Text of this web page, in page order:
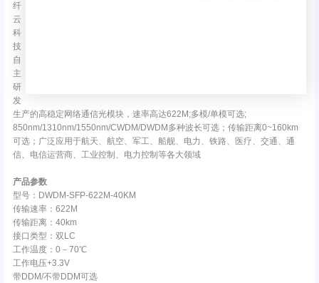
纤
云
科
技
自
主
研
发
生产的高稳定网络通信光模块，速率高达622M;多模/单模可选;
850nm/1310nm/1550nm/CWDM/DWDM多种波长可选；传输距离0~160km
可选；广泛应用于航天、航空、军工、船舰、电力、铁路、医疗、交通、通
信、电信运营商、工业控制、电力控制等各大领域
产品参数
型号：DWDM-SFP-622M-40KM
传输速率：622M
传输距离：40km
接口类型：双LC
工作温度：0－70℃
工作电压+3.3V
带DDM/不带DDM可选